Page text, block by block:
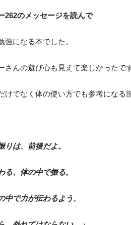
262のメッセージを読んで
強になる本でした。
さんの遊び心も見えて楽しかったです
けでなく体の使い方でも参考になる
りは、前後だよ。
る、体の中で振る。
中で力が伝わるよう、